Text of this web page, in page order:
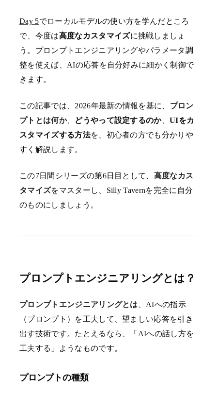
Day 5でローカルモデルの使い方を学んだところ
で、今度は高度なカスタマイズに挑戦しましょ
う。プロンプトエンジニアリングやパラメータ調
整を使えば、AIの応答を自分好みに細かく制御で
きます。
この記事では、2026年最新の情報を基に、 プロン
プトとは何か、 どうやって設定するのか、UIをカ
スタマイズする方法を、初心者の方でも分かりや
すく解説します。
この7日間シリーズの第6日目として、 高度なカス
タマイズをマスターし、Silly Tavernを完全に自分
のものにしましょう。
プロンプトエンジニアリングとは？
プロンプトエンジニアリングとは
、AIへの指示
（プロンプト）を工夫して、望ましい応答を引き
出す技術です。たとえるなら、「AIへの話し方を
工夫する」ようなものです。
プロンプトの種類